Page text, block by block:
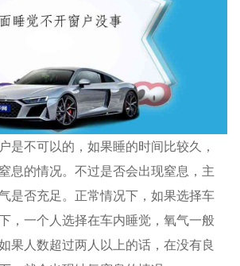
是不可以的，如果睡的时间比较久，
息的情况。不过是否会出现窒息，主
是否充足。正常情况下，如果选择车
，一个人选择在车内睡觉，氧气一般
果人数超过两人以上的话，在没有良